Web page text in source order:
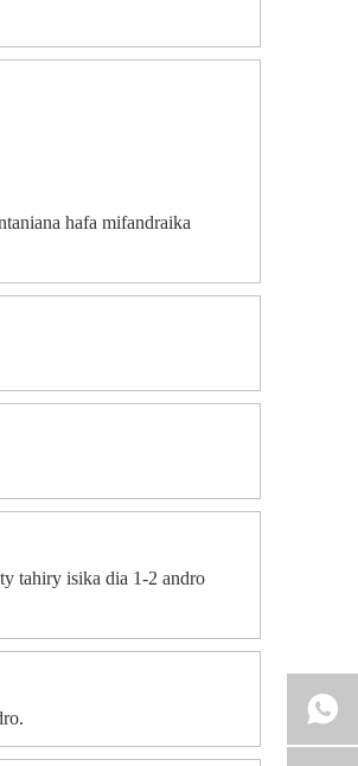
hafa mifandraika
tahiry isika dia 1-2 andro